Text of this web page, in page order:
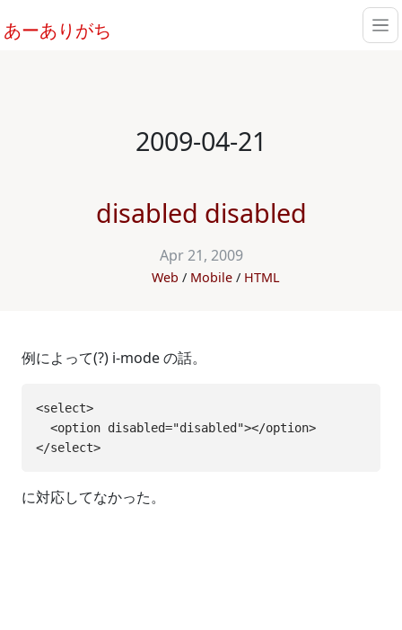
あーありがち
2009-04-21
disabled disabled
Apr 21, 2009
Web Mobile HTML
例によって(?) i-mode の話。
<select>
  <option disabled="disabled"></option>
に対応してなかった。